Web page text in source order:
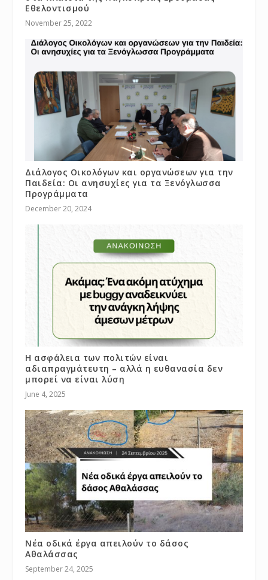
Εθελοντισμού
November 25, 2022
Διάλογος Οικολόγων και οργανώσεων για την
Παιδεία: Οι ανησυχίες για τα Ξενόγλωσσα
Προγράμματα
December 20, 2024
Η ασφάλεια των πολιτών είναι
αδιαπραγμάτευτη – αλλά η ευθανασία δεν
μπορεί να είναι λύση
June 4, 2025
Νέα οδικά έργα απειλούν το δάσος
Αθαλάσσας
September 24, 2025